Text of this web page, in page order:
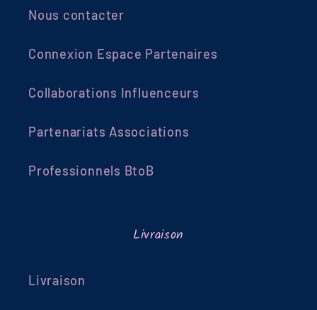
Nous contacter
Connexion Espace Partenaires
Collaborations Influenceurs
Partenariats Associations
Professionnels BtoB
Livraison
Livraison